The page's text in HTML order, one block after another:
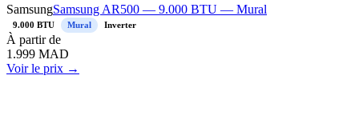
SamsungSamsung AR500 — 9.000 BTU — Mural
9.000 BTU Mural Inverter
À partir de
1.999 MAD
Voir le prix →